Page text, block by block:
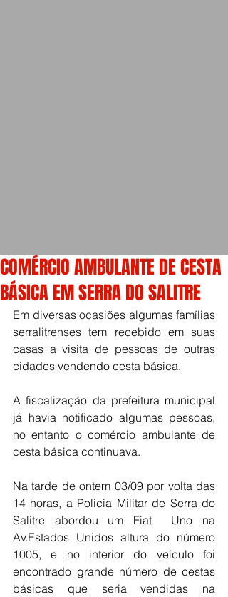
COMÉRCIO AMBULANTE DE CESTA
BÁSICA EM SERRA DO SALITRE
Em diversas ocasiões algumas famílias
serralitrenses tem recebido em suas
casas a visita de pessoas de outras
cidades vendendo cesta básica.
A fiscalização da prefeitura municipal
já havia notificado algumas pessoas,
no entanto o comércio ambulante de
cesta básica continuava.
Na tarde de ontem 03/09 por volta das
14 horas, a Policia Militar de Serra do
Salitre abordou um Fiat  Uno na
Av.Estados Unidos altura do número
1005, e no interior do veículo foi
encontrado grande número de cestas
básicas que seria vendidas na